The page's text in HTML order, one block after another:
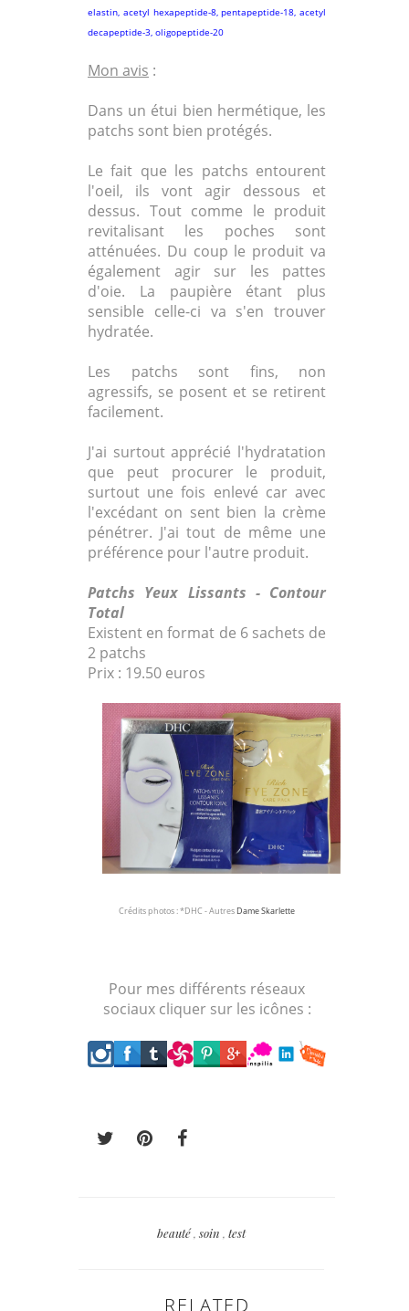
elastin, acetyl hexapeptide-8, pentapeptide-18, acetyl
decapeptide-3, oligopeptide-20
Mon avis :
Dans un étui bien hermétique, les
patchs sont bien protégés.
Le fait que les patchs entourent
l'oeil, ils vont agir dessous et
dessus. Tout comme le produit
revitalisant les poches sont
atténuées. Du coup le produit va
également agir sur les pattes
d'oie. La paupière étant plus
sensible celle-ci va s'en trouver
hydratée.
Les patchs sont fins, non
agressifs, se posent et se retirent
facilement.
J'ai surtout apprécié l'hydratation
que peut procurer le produit,
surtout une fois enlevé car avec
l'excédant on sent bien la crème
pénétrer. J'ai tout de même une
préférence pour l'autre produit.
Patchs Yeux Lissants - Contour
Total
Existent en format de 6 sachets de
2 patchs
Prix : 19.50 euros
Crédits photos : *DHC - Autres Dame Skarlette
Pour mes différents réseaux
sociaux cliquer sur les icônes :
beauté, soin , test
RELATED